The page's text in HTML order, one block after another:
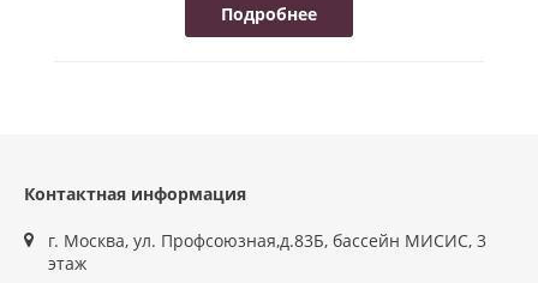
Подробнее
Контактная информация
г. Москва, ул. Профсоюзная,д.83Б, бассейн МИСИС, 3
этаж